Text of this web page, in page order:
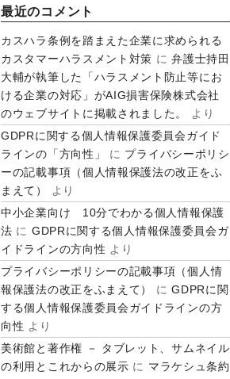
最近のコメント
カスハラ条例を踏まえた企業に求められる
カスタマーハラスメント対策 に弁護士持田
大輔が執筆した「ハラスメント防止等にお
ける企業の対応」がAIG損害保険株式会社
のウェブサイトに掲載されました。
より
GDPRに関する個人情報保護委員会ガイド
ラインの「方向性」
に プライバシーポリシ
ーの記載事項（個人情報保護法の改正をふ
まえて）
より
中小企業向け 10分でわかる個人情報保護
法 に GDPRに関する個人情報保護委員会ガ
イドラインの方向性 より
プライバシーポリシーの記載事項（個人情
報保護法の改正をふまえて）
にGDPRに関
する個人情報保護委員会ガイドラインの方
向性 より
美術館と著作権 － タブレット、サムネイル
の利用とこれからの展示 に マラケシュ条約